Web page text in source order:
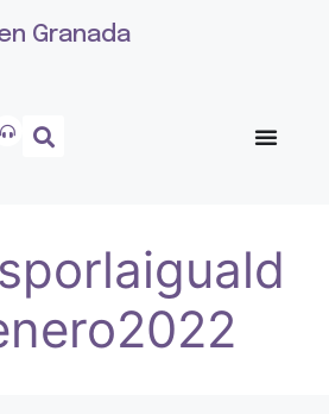
Granada